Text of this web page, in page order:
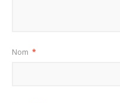
Nom *